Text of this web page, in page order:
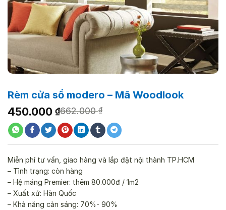
Rèm cửa sổ modero – Mã Woodlook
662.000₫
Giá
gốc
là:
662.000 ₫.
450.000 ₫
Giá
hiện
tại
là:
450.000 ₫.
Miễn phí tư vấn, giao hàng và lắp đặt nội thành TP.HCM
– Tình trạng: còn hàng
– Hệ máng Premier: thêm 80.000đ / 1m2
– Xuất xứ: Hàn Quốc
– Khả năng cản sáng: 70%- 90%